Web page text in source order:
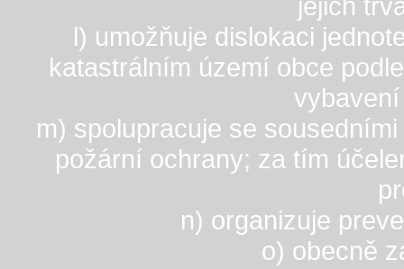
l) umožňuje dislokaci
katastrálním území obce
m) spolupracuje se
požární ochrany; za tím
n) organizuje
o) obecně